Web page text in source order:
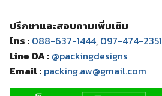
ปรึกษาและสอบถามเพิ่มเติม
โทร : 088-637-1444, 097-474-2351
Line OA : @packingdesigns
Email : packing.aw@gmail.com